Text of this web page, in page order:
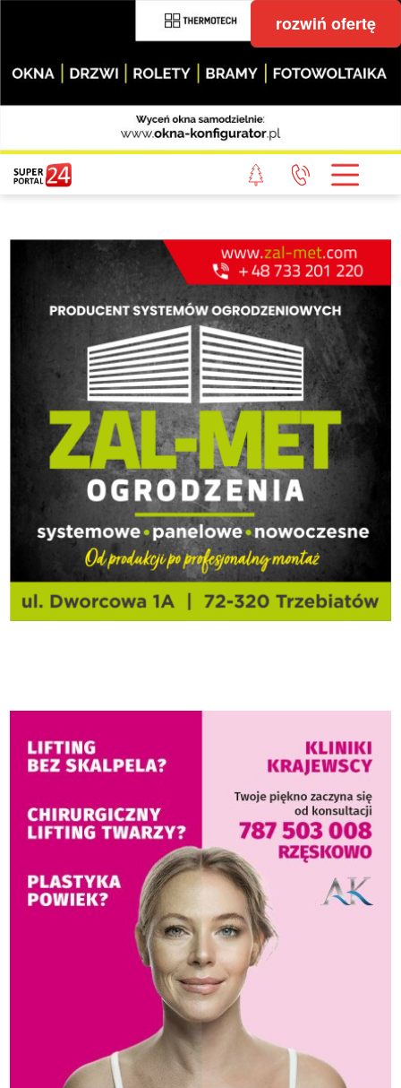
rozwiń ofertę
STRONA GŁÓWNA
POWIAT GRYFICKI
WIADOMOŚCI Z LASU
STUDIO SUPERPORTALU
KONTAKT
REDAKCJA
REGULAMIN